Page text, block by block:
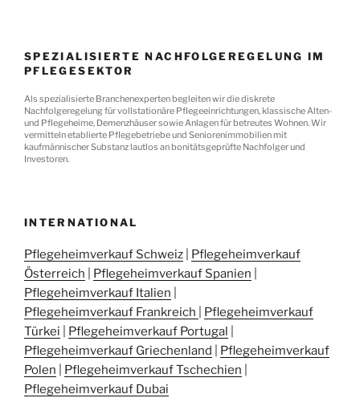
SPEZIALISIERTE NACHFOLGEREGELUNG IM
PFLEGESEKTOR
Als spezialisierte Branchenexperten begleiten wir die diskrete
Nachfolgeregelung für vollstationäre Pflegeeinrichtungen, klassische Alten-
und Pflegeheime, Demenzhäuser sowie Anlagen für betreutes Wohnen. Wir
vermitteln etablierte Pflegebetriebe und Seniorenimmobilien mit
kaufmännischer Substanz lautlos an bonitätsgeprüfte Nachfolger und
Investoren.
INTERNATIONAL
Pflegeheimverkauf Schweiz
Pflegeheimverkauf
Österreich
Pflegeheimverkauf Spanien
Pflegeheimverkauf Italien
Pflegeheimverkauf Frankreich
Pflegeheimverkauf
Türkei
Pflegeheimverkauf Portugal
Pflegeheimverkauf Griechenland
Pflegeheimverkauf
Polen
Pflegeheimverkauf Tschechien
Pflegeheimverkauf Dubai